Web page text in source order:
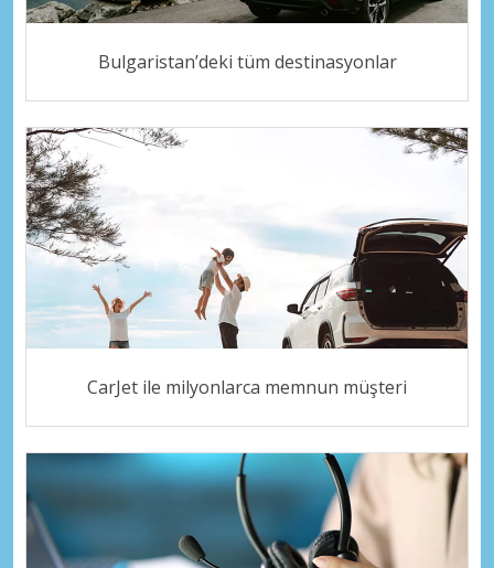
Bulgaristan’deki tüm destinasyonlar
CarJet ile milyonlarca memnun müşteri